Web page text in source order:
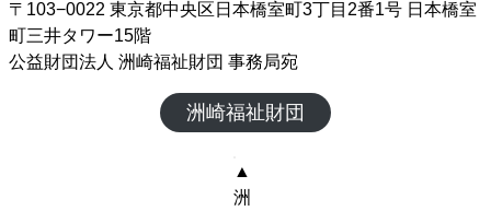
〒103−0022 東京都中央区日本橋室町3丁目2番1号 日本橋室
町三井タワー15階
公益財団法人 洲崎福祉財団 事務局宛
洲崎福祉財団
▲
洲